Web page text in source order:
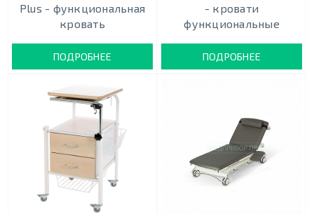
Plus - функциональная
кровать
ПОДРОБНЕЕ
- кровати
функциональные
ПОДРОБНЕЕ